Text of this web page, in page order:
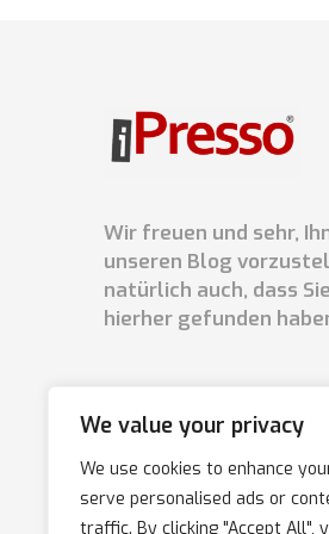
We value your privacy
We use cookies to enhance
serve personalised ads or
traffic. By clicking "Accept All",
Wir freuen und sehr,
unseren Blog
natürlich auch, dass
hierher gefunden